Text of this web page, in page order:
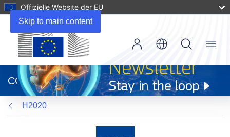
Skip to main content
Offizielle Website der EU
neuem
Fenster)
CORDIS
Menu
H2020